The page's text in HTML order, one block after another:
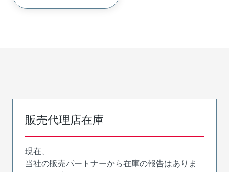
販売代理店在庫
現在、
当社の販売パートナーから在庫の報告はありま